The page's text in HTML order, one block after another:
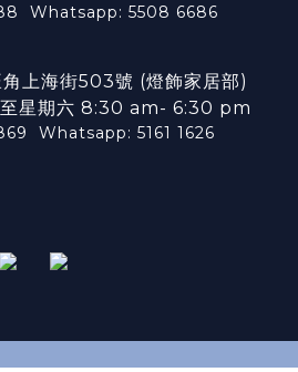
Whatsapp: 5508 6686
上海街503號 (燈飾家居部)
至星期六 8:30 am- 6:30 pm
Whatsapp: 5161 1626